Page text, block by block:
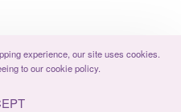
experience, our site uses cookies.
to our cookie policy.